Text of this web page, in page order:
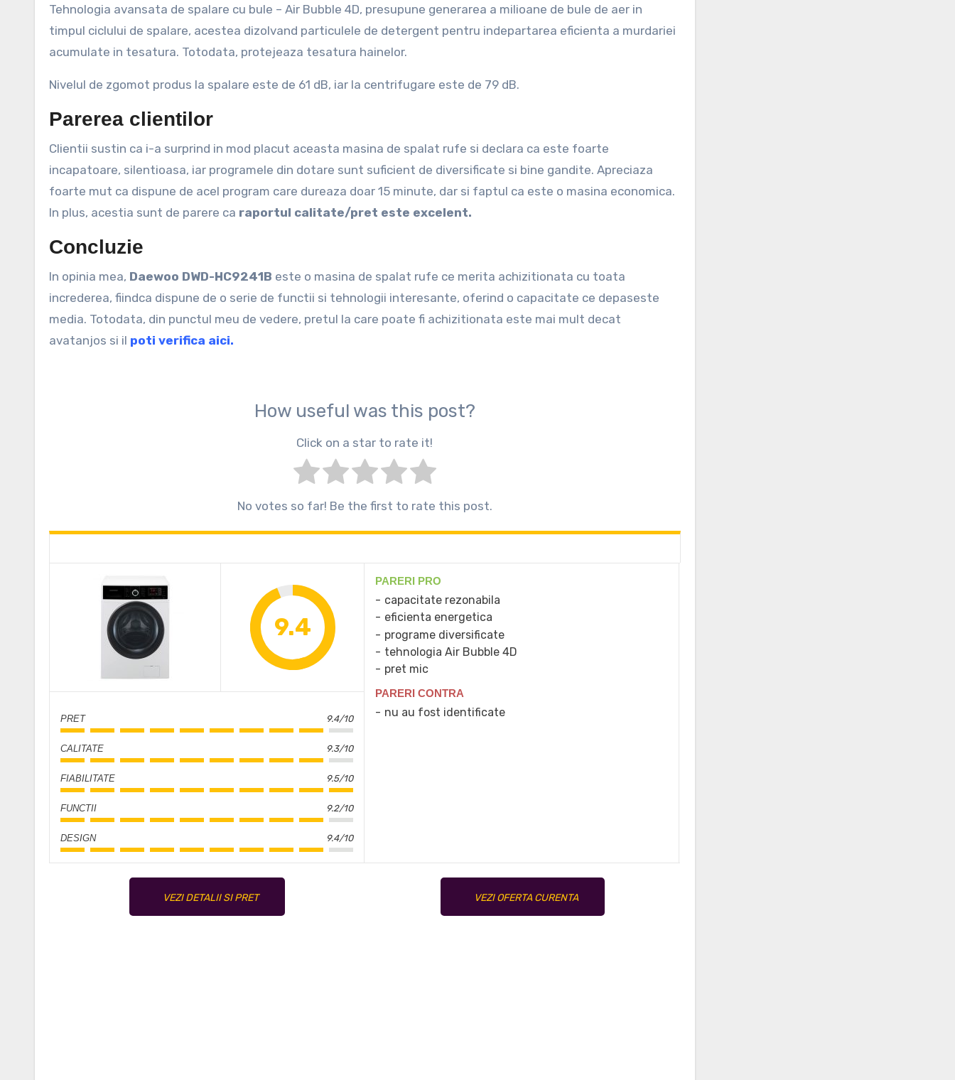
Tehnologia avansata de spalare cu bule – Air Bubble 4D, presupune generarea a milioane de bule de aer in
timpul ciclului de spalare, acestea dizolvand particulele de detergent pentru indepartarea eficienta a murdariei
acumulate in tesatura. Totodata, protejeaza tesatura hainelor.
Nivelul de zgomot produs la spalare este de 61 dB, iar la centrifugare este de 79 dB.
Parerea clientilor
Clientii sustin ca i-a surprind in mod placut aceasta masina de spalat rufe si declara ca este foarte
incapatoare, silentioasa, iar programele din dotare sunt suficient de diversificate si bine gandite. Apreciaza
foarte mut ca dispune de acel program care dureaza doar 15 minute, dar si faptul ca este o masina economica.
In plus, acestia sunt de parere ca raportul calitate/pret este excelent.
Concluzie
In opinia mea, Daewoo DWD-HC9241B este o masina de spalat rufe ce merita achizitionata cu toata
increderea, fiindca dispune de o serie de functii si tehnologii interesante, oferind o capacitate ce depaseste
media. Totodata, din punctul meu de vedere, pretul la care poate fi achizitionata este mai mult decat
avatanjos si il poti verifica aici.
How useful was this post?
Click on a star to rate it!
No votes so far! Be the first to rate this post.
9.4
PRET 9.4/10
CALITATE 9.3/10
FIABILITATE 9.5/10
FUNCTII 9.2/10
DESIGN 9.4/10
PARERI PRO
capacitate rezonabila
eficienta energetica
programe diversificate
tehnologia Air Bubble 4D
pret mic
PARERI CONTRA
nu au fost identificate
VEZI DETALII SI PRET VEZI OFERTA CURENTA